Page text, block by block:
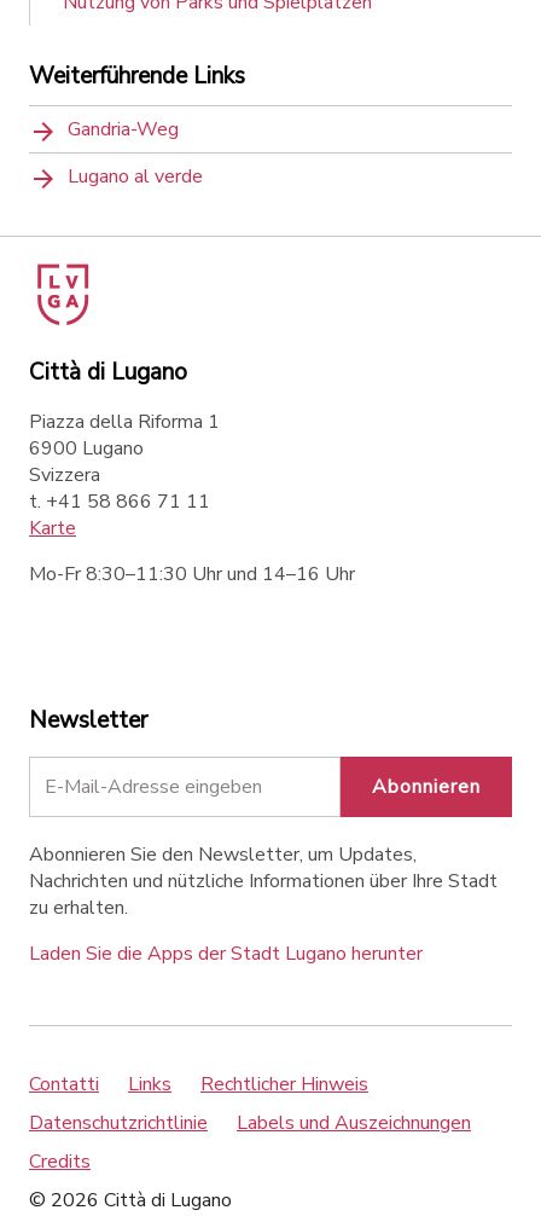
Weiterführende Links
Gandria-Weg
Lugano al verde
Città di Lugano
Piazza della Riforma 1
6900 Lugano
Svizzera
t. +41 58 866 71 11
Karte
Mo-Fr 8:30–11:30 Uhr und 14–16 Uhr
Newsletter
Abonnieren
Abonnieren Sie den Newsletter, um Updates,
Nachrichten und nützliche Informationen über Ihre Stadt
zu erhalten.
Laden Sie die Apps der Stadt Lugano herunter
Contatti Links
Rechtlicher Hinweis
Datenschutzrichtlinie
Labels und Auszeichnungen
Credits
© 2026 Città di Lugano